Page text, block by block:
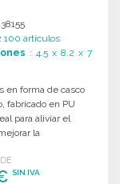
100 artículos
: 4.5 x 8.2 x 7
en forma de casco
fabricado en PU
para aliviar el
la
SIN IVA